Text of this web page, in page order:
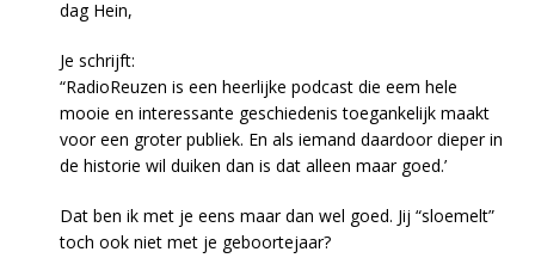
dag Hein,
Je schrijft:
“RadioReuzen is een heerlijke podcast die eem hele
mooie en interessante geschiedenis toegankelijk maakt
voor een groter publiek. En als iemand daardoor dieper in
de historie wil duiken dan is dat alleen maar goed.’
Dat ben ik met je eens maar dan wel goed. Jij “sloemelt”
toch ook niet met je geboortejaar?